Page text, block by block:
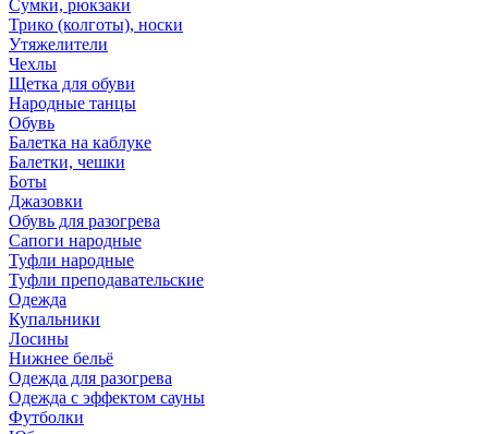
Сумки, рюкзаки
Трико (колготы), носки
Утяжелители
Чехлы
Щетка для обуви
Народные танцы
Обувь
Балетка на каблуке
Балетки, чешки
Боты
Джазовки
Обувь для разогрева
Сапоги народные
Туфли народные
Туфли преподавательские
Одежда
Купальники
Лосины
Нижнее бельё
Одежда для разогрева
Одежда с эффектом сауны
Футболки